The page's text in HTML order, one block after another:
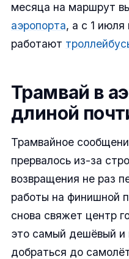
месяца на маршрут
аэропорта, а с 1 июля
работают
Трамвай в
длиной
Трамвайное
прервалось из-за
возвращения не раз
работы на финишной
снова свяжет центр
это самый дешёвый
добраться до